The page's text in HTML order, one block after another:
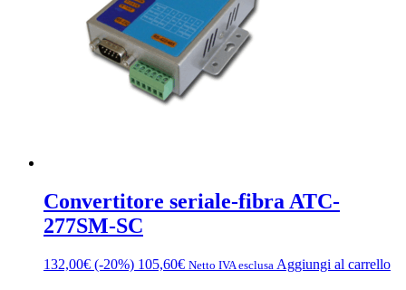
Convertitore seriale-fibra ATC-
277SM-SC
132,00€ (-20%) 105,60€ Netto IVA esclusa Aggiungi al carrello